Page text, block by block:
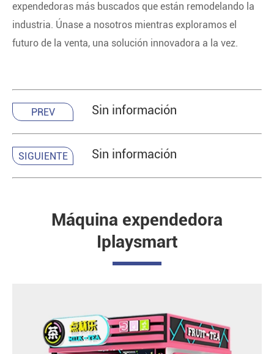
expendedoras más buscados que están remodelando la
industria. Únase a nosotros mientras exploramos el
futuro de la venta, una solución innovadora a la vez.
PREV Sin información
SIGUIENTE Sin información
Máquina expendedora
Iplaysmart